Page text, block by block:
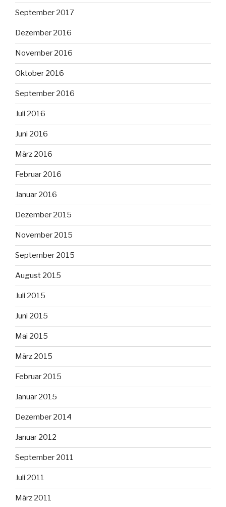
September 2017
Dezember 2016
November 2016
Oktober 2016
September 2016
Juli 2016
Juni 2016
März 2016
Februar 2016
Januar 2016
Dezember 2015
November 2015
September 2015
August 2015
Juli 2015
Juni 2015
Mai 2015
März 2015
Februar 2015
Januar 2015
Dezember 2014
Januar 2012
September 2011
Juli 2011
März 2011